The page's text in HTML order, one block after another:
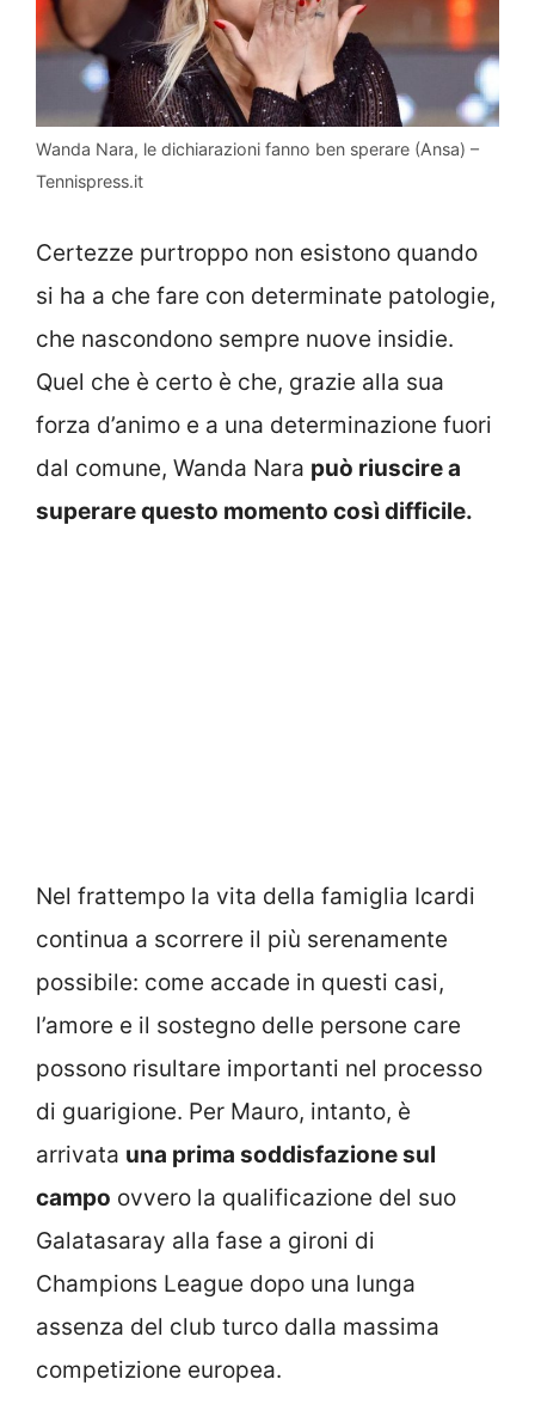
Wanda Nara, le dichiarazioni fanno ben sperare (Ansa) –
Tennispress.it
Certezze purtroppo non esistono quando
si ha a che fare con determinate patologie,
che nascondono sempre nuove insidie.
Quel che è certo è che, grazie alla sua
forza d’animo e a una determinazione fuori
dal comune, Wanda Nara può riuscire a
superare questo momento così difficile.
Nel frattempo la vita della famiglia Icardi
continua a scorrere il più serenamente
possibile: come accade in questi casi,
l’amore e il sostegno delle persone care
possono risultare importanti nel processo
di guarigione. Per Mauro, intanto, è
arrivata una prima soddisfazione sul
campo ovvero la qualificazione del suo
Galatasaray alla fase a gironi di
Champions League dopo una lunga
assenza del club turco dalla massima
competizione europea.